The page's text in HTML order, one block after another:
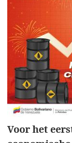
Voor het